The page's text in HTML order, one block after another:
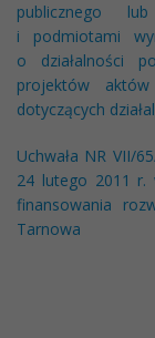
publicznego
i podmiotami
o działalności
projektów
dotyczących
Uchwała NR VII/
24 lutego 2011 r.
finansowania
Tarnowa